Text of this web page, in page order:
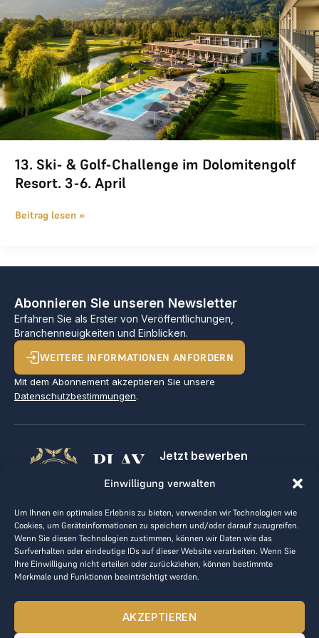
Einwilligung verwalten
Um Ihnen ein optimales Erlebnis zu bieten, verwenden wir Technologien wie
Cookies, um Geräteinformationen zu speichern und/oder darauf zuzugreifen.
Wenn Sie diesen Technologien zustimmen, können wir Daten wie das
Surfverhalten oder eindeutige IDs auf dieser Website verarbeiten. Wenn Sie
Ihre Einwilligung nicht erteilen oder zurückziehen, können bestimmte
Merkmale und Funktionen beeinträchtigt werden.
AKZEPTIEREN
13. Ski- & Golf-Challenge im Dolomitengolf
Resort. 3-6. April
Beitrag lesen »
Abonnieren Sie unseren Newsletter
Erfahren Sie als Erster von Veröffentlichungen,
Branchenneuigkeiten und Einblicken.
WEITERE INFORMATIONEN ANFORDERN
Mit dem Abonnement akzeptieren Sie unsere
Datenschutzbestimmungen.
PLAY
GOLF,
MAKE
BUSINESS
Jetzt bewerben
Kontakt
AGB
Datenrichtlinie
kontakt@the-loge.com
Unser freundliches Team hilft Ihnen gerne weiter.
Mo-Fr von 8:00 bis 17:00 Uhr.